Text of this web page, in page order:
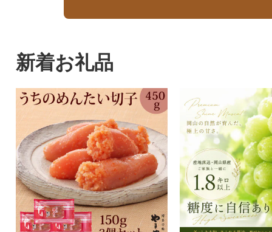
新着お礼品